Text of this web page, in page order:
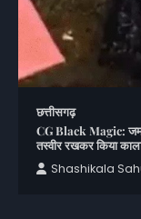
छत्तीसगढ़
CG Black Magic:
तस्वीर रखकर किया
Shashikala